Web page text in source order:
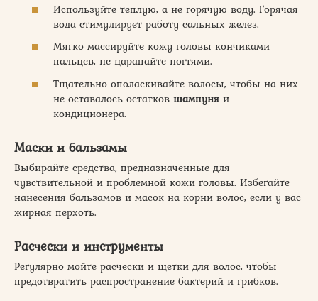
Используйте теплую, а не горячую воду. Горячая
вода стимулирует работу сальных желез.
Мягко массируйте кожу головы кончиками
пальцев, не царапайте ногтями.
Тщательно ополаскивайте волосы, чтобы на них
не оставалось остатков шампуня и
кондиционера.
Маски и бальзамы
Выбирайте средства, предназначенные для
чувствительной и проблемной кожи головы. Избегайте
нанесения бальзамов и масок на корни волос, если у вас
жирная перхоть.
Расчески и инструменты
Регулярно мойте расчески и щетки для волос, чтобы
предотвратить распространение бактерий и грибков.